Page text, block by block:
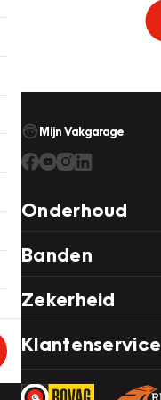
Mijn Vakgarage
Onderhoud
Banden
Zekerheid
Klantenservice